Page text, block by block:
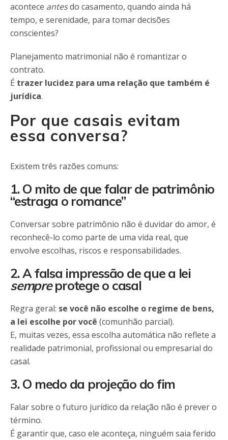
acontece antesdo casamento, quando ainda há
tempo, e serenidade, para tomar decisões
conscientes?
Planejamento matrimonial não é romantizar o
contrato.
É trazer lucidez para uma relação que também é
jurídica.
Por que casais evitam
essa conversa?
Existem três razões comuns:
1. O mito de que falar de patrimônio
“estraga o romance”
Conversar sobre patrimônio não é duvidar do amor, é
reconhecê-lo como parte de uma vida real, que
envolve escolhas, riscos e responsabilidades.
2. A falsa impressão de que a lei
sempreprotege o casal
Regra geral: se você não escolhe o regime de bens,
a lei escolhe por você (comunhão parcial).
E, muitas vezes, essa escolha automática não reflete a
realidade patrimonial, profissional ou empresarial do
casal.
3. O medo da projeção do fim
Falar sobre o futuro jurídico da relação não é prever o
término.
É garantir que, caso ele aconteça, ninguém saia ferido